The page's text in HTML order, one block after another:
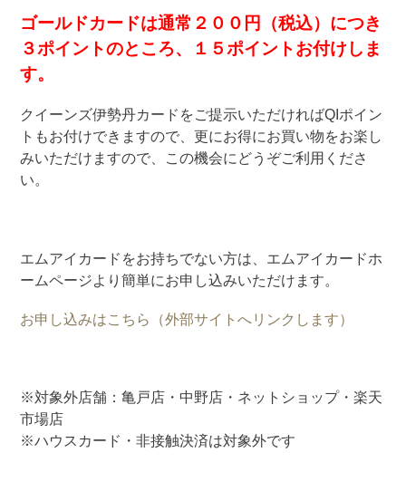
ゴールドカードは通常２００円（税込）につき
３ポイントのところ、１５ポイントお付けしま
す。
クイーンズ伊勢丹カードをご提示いただければQIポイン
トもお付けできますので、更にお得にお買い物をお楽し
みいただけますので、この機会にどうぞご利用くださ
い。
エムアイカードをお持ちでない方は、エムアイカードホ
ームページより簡単にお申し込みいただけます。
お申し込みはこちら（外部サイトへリンクします）
※対象外店舗：亀戸店・中野店・ネットショップ・楽天
市場店
※ハウスカード・非接触決済は対象外です